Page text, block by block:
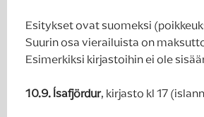
Esitykset ovat suomeksi
Suurin osa vierailuista on
Esimerkiksi kirjastoihin ei ole
10.9. Ísafjördur, kirjasto kl 17